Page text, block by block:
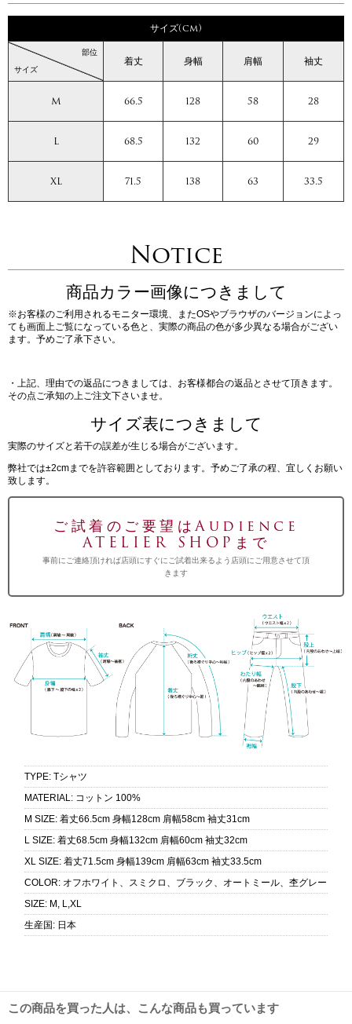
サイズ(cm)
サイズ
部位
着丈 身幅 肩幅 袖丈
M 66.5 128 58 28
L 68.5 132 60 29
XL 71.5 138 63 33.5
Notice
商品カラー画像につきまして
※お客様のご利用されるモニター環境、またOSやブラウザのバージョンによっ
ても画面上ご覧になっている色と、実際の商品の色が多少異なる場合がござい
ます。予めご了承下さい。
・上記、理由での返品につきましては、お客様都合の返品とさせて頂きます。
その点ご承知の上ご注文下さいませ。
サイズ表につきまして
実際のサイズと若干の誤差が生じる場合がございます。
弊社では±2cmまでを許容範囲としております。予めご了承の程、宜しくお願い
致します。
ご試着のご要望はAudience
ATELIER SHOPまで
事前にご連絡頂ければ店頭にすぐにご試着出来るよう店頭にご用意させて頂
きます
TYPE: Tシャツ
MATERIAL: コットン 100%
M SIZE: 着丈66.5cm 身幅128cm 肩幅58cm 袖丈31cm
L SIZE: 着丈68.5cm 身幅132cm 肩幅60cm 袖丈32cm
XL SIZE: 着丈71.5cm 身幅139cm 肩幅63cm 袖丈33.5cm
COLOR: オフホワイト、スミクロ、ブラック、オートミール、杢グレー
SIZE: M, L,XL
生産国 : 日本
この商品を買った人は、こんな商品も買っています